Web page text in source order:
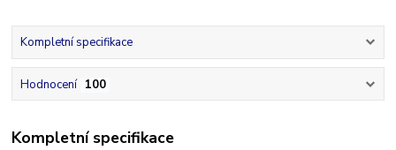
Kompletní specifikace
Hodnocení 100
Kompletní specifikace